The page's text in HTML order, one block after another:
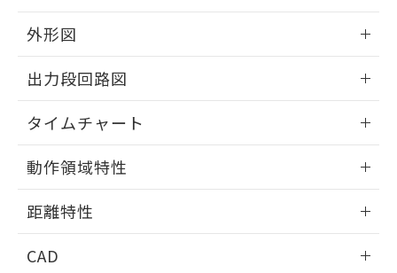
外形図
出力段回路図
タイムチャート
動作領域特性
距離特性
CAD
引・商談に必要な範囲で利用すること
※当社の共同利用者とは、"個人情報
の共同利用に関して"
用者の範囲」に記載されている法人を
とができます。
EU RoHS指令（10物質）の非含有証明書
※本証明書は発行日時点で非含有を証明す
るもので、過去に遡って非含有を証明する
ものではありません。
また、RoHS指令のフタル酸エステル類４
物質の対応では、対応完了までの期間は出
荷製品に未対応品が混在することから備考
既に当社にて対応品への在庫切替を完了
していることから、特段のことがない限
合意する キャンセル